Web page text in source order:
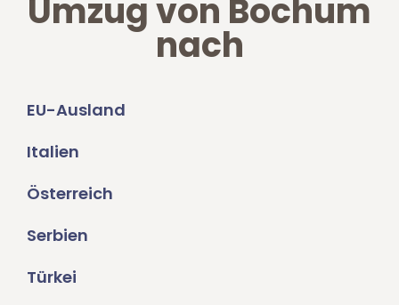
Umzug von Bochum
nach
EU-Ausland
Italien
Österreich
Serbien
Türkei